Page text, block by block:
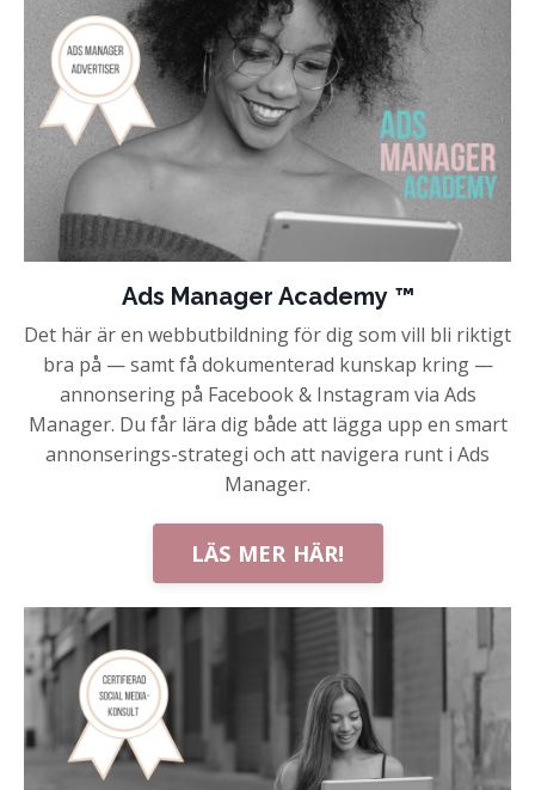
Ads Manager Academy ™
Det här är en webbutbildning för dig som vill bli riktigt
bra på — samt få dokumenterad kunskap kring —
annonsering på Facebook & Instagram via Ads
Manager. Du får lära dig både att lägga upp en smart
annonserings-strategi och att navigera runt i Ads
Manager.
LÄS MER HÄR!